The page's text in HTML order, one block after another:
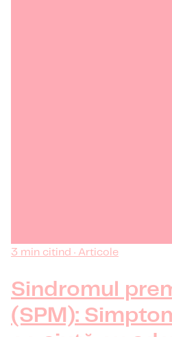
3 min citind · Articole
Sindromul
(SPM):